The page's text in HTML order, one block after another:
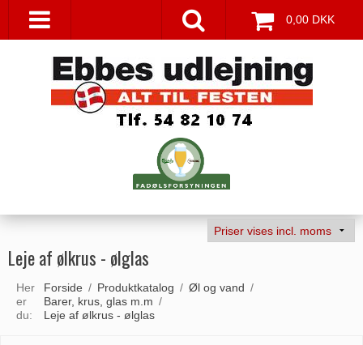
0,00 DKK
Leje af ølkrus - ølglas
Her
er
du:
Forside / Produktkatalog / Øl og vand /
Barer, krus, glas m.m /
Leje af ølkrus - ølglas